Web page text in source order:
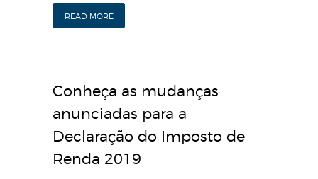
READ MORE
Conheça as mudanças
anunciadas para a
Declaração do Imposto de
Renda 2019